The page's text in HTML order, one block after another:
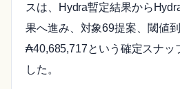
スは、Hydra暫定結果から
果へ進み、対象69提案、閾値
₳40,685,717という確定スナッ
した。